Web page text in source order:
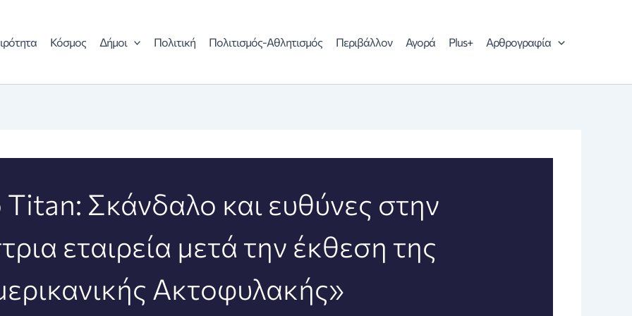
Κόσμος Δήμοι Πολιτική Πολιτισμός-Αθλητισμός Περιβάλλον Αγορά Plus+ Αρθρογραφία
Σκάνδαλο και ευθύνες στην
εταιρεία μετά την έκθεση της
Ακτοφυλακής»